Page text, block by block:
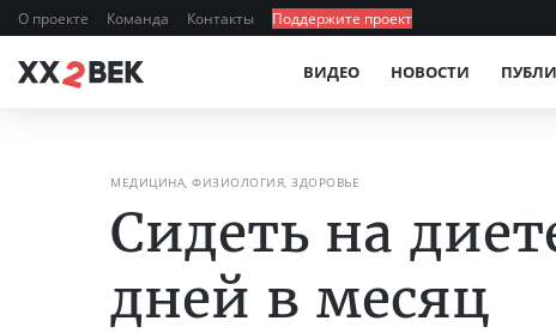
О проекте Команда Контакты Поддержите проект
ВИДЕО НОВОСТИ
МЕДИЦИНА, ФИЗИОЛОГИЯ, ЗДОРОВЬЕ
Сидеть на
дней в месяц